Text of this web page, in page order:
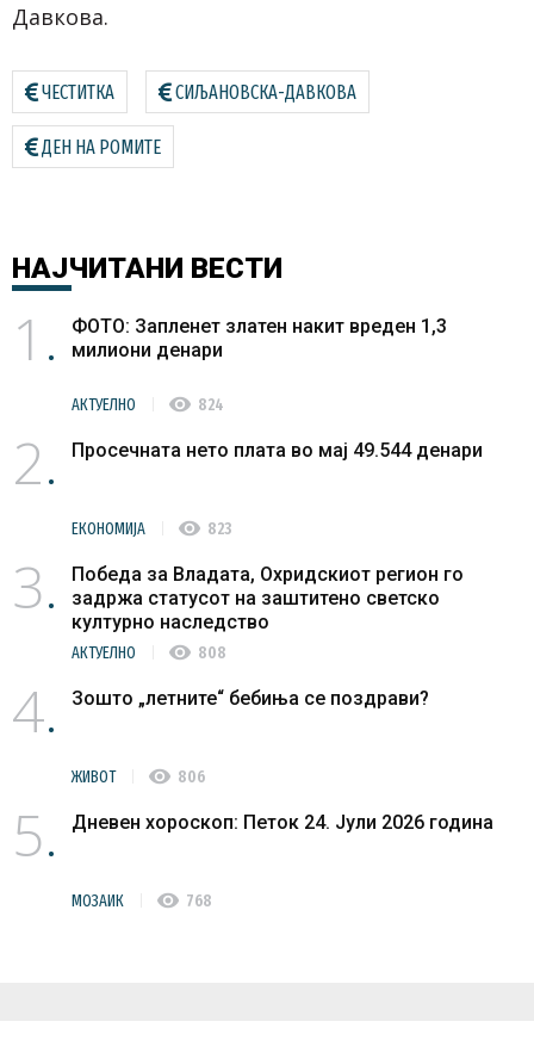
Давкова.
ЧЕСТИТКА СИЉАНОВСКА-ДАВКОВА
ДЕН НА РОМИТЕ
НАЈЧИТАНИ ВЕСТИ
1
ФОТО: Запленет златен накит вреден 1,3
милиони денари
АКТУЕЛНО visibility 824
2 Просечната нето плата во мај 49.544 денари
ЕКОНОМИЈА visibility 823
3
Победа за Владата, Охридскиот регион го
задржа статусот на заштитено светско
културно наследство
АКТУЕЛНО visibility 808
4 Зошто „летните“ бебиња се поздрави?
ЖИВОТ visibility 806
5 Дневен хороскоп: Петок 24. Јули 2026 година
МОЗАИК visibility 768